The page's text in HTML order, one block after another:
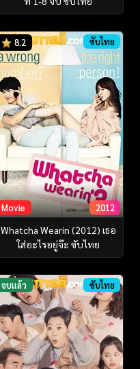
8.2 ซับไทย
Movie 2012
Whatcha Wearin (2012) เธอ
ใส่อะไรอยู่จ๊ะ ซับไทย
จบแล้ว ซับไทย